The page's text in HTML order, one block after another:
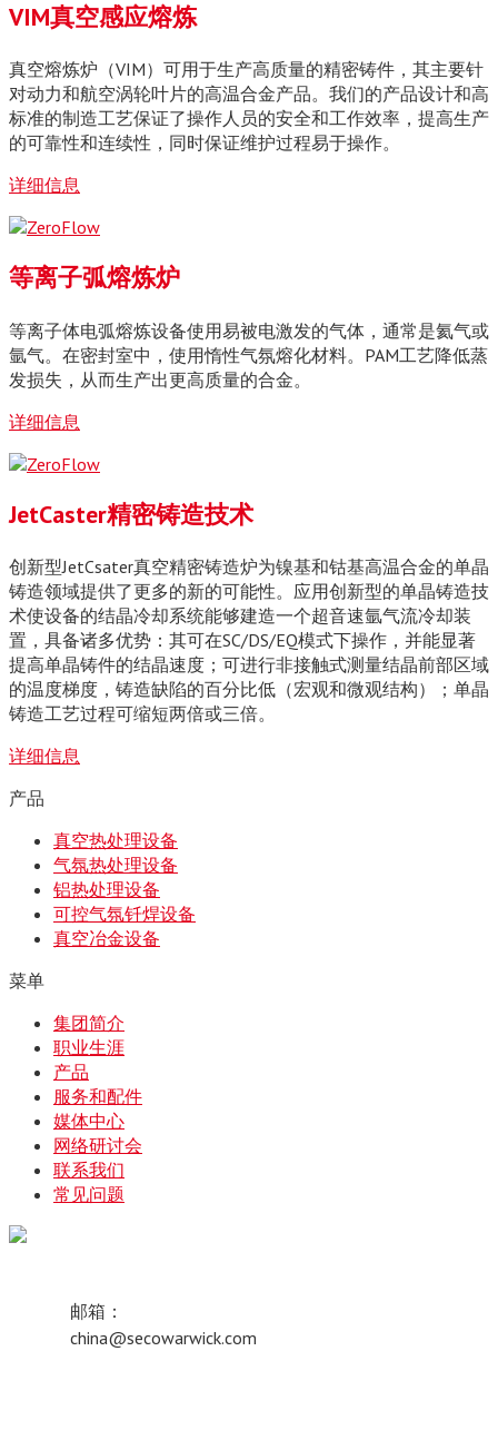
VIM真空感应熔炼
真空熔炼炉（VIM）可用于生产高质量的精密铸件，其主要针
对动力和航空涡轮叶片的高温合金产品。我们的产品设计和高
标准的制造工艺保证了操作人员的安全和工作效率，提高生产
的可靠性和连续性，同时保证维护过程易于操作。
详细信息
等离子弧熔炼炉
等离子体电弧熔炼设备使用易被电激发的气体，通常是氦气或
氩气。在密封室中，使用惰性气氛熔化材料。PAM工艺降低蒸
发损失，从而生产出更高质量的合金。
详细信息
JetCaster精密铸造技术
创新型JetCsater真空精密铸造炉为镍基和钴基高温合金的单晶
铸造领域提供了更多的新的可能性。应用创新型的单晶铸造技
术使设备的结晶冷却系统能够建造一个超音速氩气流冷却装
置，具备诸多优势：其可在SC/DS/EQ模式下操作，并能显著
提高单晶铸件的结晶速度；可进行非接触式测量结晶前部区域
的温度梯度，铸造缺陷的百分比低（宏观和微观结构）；单晶
铸造工艺过程可缩短两倍或三倍。
详细信息
产品
真空热处理设备
气氛热处理设备
铝热处理设备
可控气氛钎焊设备
真空冶金设备
菜单
集团简介
职业生涯
产品
服务和配件
媒体中心
网络研讨会
联系我们
常见问题
邮箱：
china@secowarwick.com